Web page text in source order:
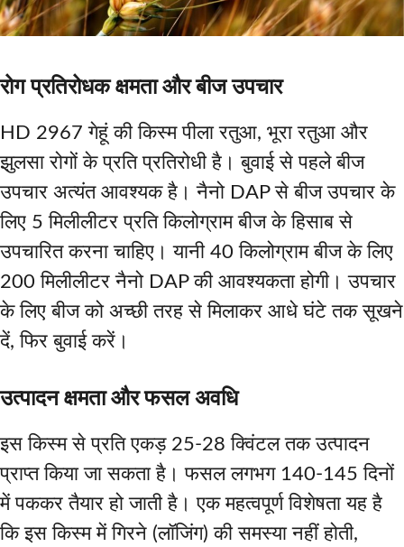
रोग प्रतिरोधक क्षमता और बीज उपचार
HD 2967 गेहूं की किस्म पीला रतुआ, भूरा रतुआ और
झुलसा रोगों के प्रति प्रतिरोधी है। बुवाई से पहले बीज
उपचार अत्यंत आवश्यक है। नैनो DAP से बीज उपचार के
लिए 5 मिलीलीटर प्रति किलोग्राम बीज के हिसाब से
उपचारित करना चाहिए। यानी 40 किलोग्राम बीज के लिए
200 मिलीलीटर नैनो DAP की आवश्यकता होगी। उपचार
के लिए बीज को अच्छी तरह से मिलाकर आधे घंटे तक सूखने
दें, फिर बुवाई करें।
उत्पादन क्षमता और फसल अवधि
इस किस्म से प्रति एकड़ 25-28 क्विंटल तक उत्पादन
प्राप्त किया जा सकता है। फसल लगभग 140-145 दिनों
में पककर तैयार हो जाती है। एक महत्वपूर्ण विशेषता यह है
कि इस किस्म में गिरने (लॉजिंग) की समस्या नहीं होती,